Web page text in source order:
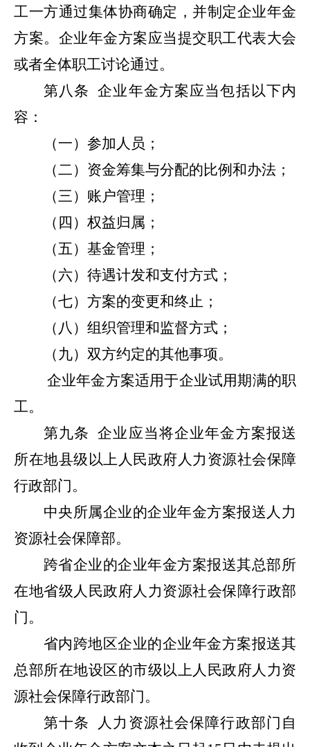
工一方通过集体协商确定，并制定企业年金
方案。企业年金方案应当提交职工代表大会
或者全体职工讨论通过。
第八条 企业年金方案应当包括以下内
容：
（一）参加人员；
（二）资金筹集与分配的比例和办法；
（三）账户管理；
（四）权益归属；
（五）基金管理；
（六）待遇计发和支付方式；
（七）方案的变更和终止；
（八）组织管理和监督方式；
（九）双方约定的其他事项。
企业年金方案适用于企业试用期满的职
工。
第九条 企业应当将企业年金方案报送
所在地县级以上人民政府人力资源社会保障
行政部门。
中央所属企业的企业年金方案报送人力
资源社会保障部。
跨省企业的企业年金方案报送其总部所
在地省级人民政府人力资源社会保障行政部
门。
省内跨地区企业的企业年金方案报送其
总部所在地设区的市级以上人民政府人力资
源社会保障行政部门。
第十条 人力资源社会保障行政部门自